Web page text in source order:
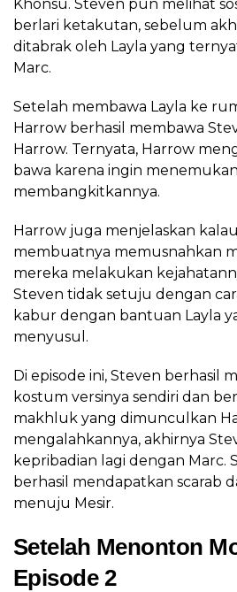
Khonsu. Steven pun melihat
berlari ketakutan, sebelum
ditabrak oleh Layla yang
Marc.
Setelah membawa Layla ke
Harrow berhasil membawa
Harrow. Ternyata, Harrow
bawa karena ingin
membangkitkannya.
Harrow juga menjelaskan
membuatnya memusnahkan
mereka melakukan
Steven tidak setuju dengan
kabur dengan bantuan Layla
menyusul.
Di episode ini, Steven berhasil
kostum versinya sendiri dan
makhluk yang dimunculkan
mengalahkannya, akhirnya
kepribadian lagi dengan Marc.
berhasil mendapatkan scarab
menuju Mesir.
Setelah Menonton
Episode 2